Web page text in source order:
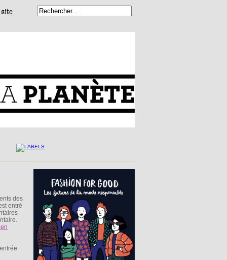
des
entré